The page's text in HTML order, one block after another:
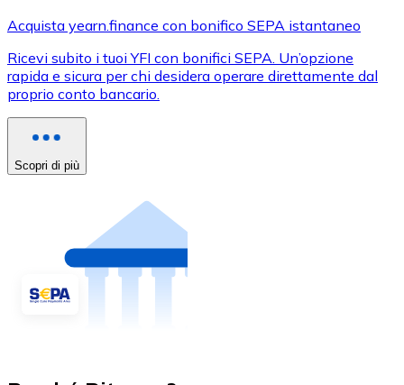
Acquista yearn.finance con bonifico SEPA istantaneo
Ricevi subito i tuoi YFI con bonifici SEPA. Un’opzione
rapida e sicura per chi desidera operare direttamente dal
proprio conto bancario.
Scopri di più